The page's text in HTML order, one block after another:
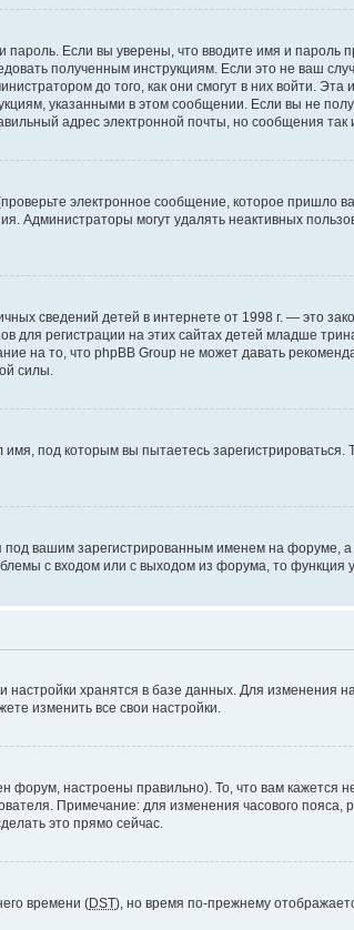
Если вы уверены, что вводите имя и
полученным инструкциям. Если это не ваш
до того, как они смогут в них войти.
указанными в этом сообщении. Если вы не
адрес электронной почты, но сообщения
электронное сообщение, которое пришло
Администраторы могут удалять неактивных
сведений детей в интернете от 1998 г. — это
для регистрации на этих сайтах детей младше
на то, что phpBB Group не может давать
силы.
под которым вы пытаетесь
вашим зарегистрированным именем на форуме,
с входом или с выходом из форума, то
хранятся в базе данных. Для
изменить все свои настройки.
настроены правильно). То, что вам
Примечание: для изменения часового
это прямо сейчас.
времени (DST), но время по-прежнему